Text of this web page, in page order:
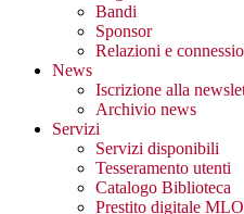
Bandi
Sponsor
Relazioni e
News
Iscrizione alla
Archivio news
Servizi
Servizi disponibili
Tesseramento utenti
Catalogo Biblioteca
Prestito digitale